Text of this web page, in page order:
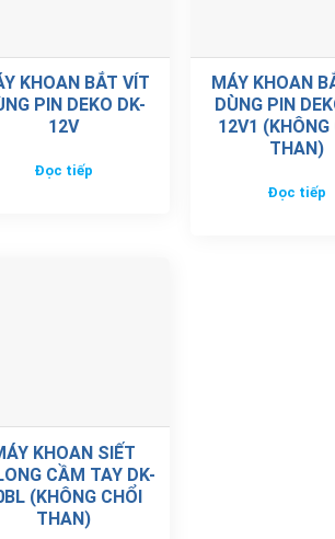
KHOAN BẮT VÍT
PIN DEKO DK-
12V
Đọc tiếp
MÁY KHOAN
DÙNG PIN
12V1 (KHÔNG
THAN)
Đọc tiếp
KHOAN SIẾT
CẦM TAY DK-
(KHÔNG CHỔI
THAN)